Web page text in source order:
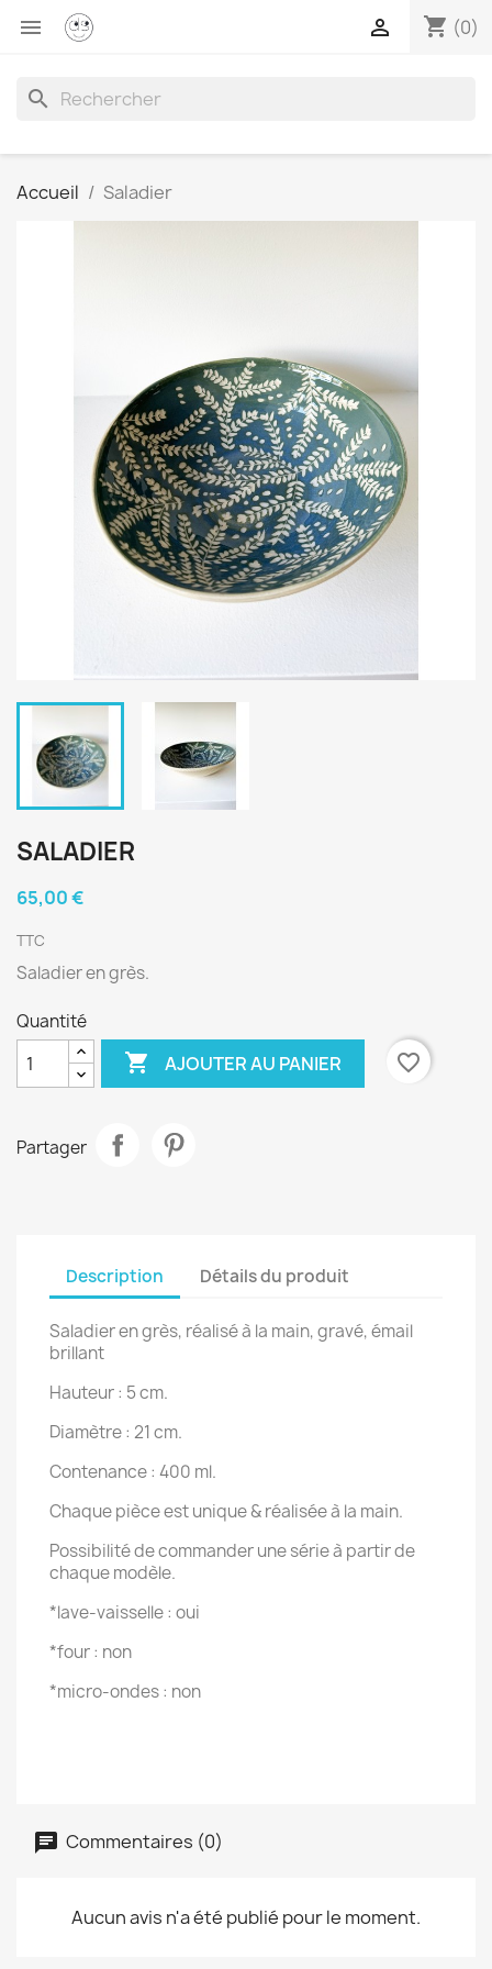
 shopping_cart (0)

search
Accueil Saladier
SALADIER
65,00 €
TTC
Saladier en grès.
Quantité
 AJOUTER AU PANIER favorite_border
Partager
Description Détails du produit
Saladier en grès, réalisé à la main, gravé, émail
brillant
Hauteur : 5 cm.
Diamètre : 21 cm.
Contenance : 400 ml.
Chaque pièce est unique & réalisée à la main.
Possibilité de commander une série à partir de
chaque modèle.
*lave-vaisselle : oui
*four : non
*micro-ondes : non
Commentaires (0)
Aucun avis n'a été publié pour le moment.